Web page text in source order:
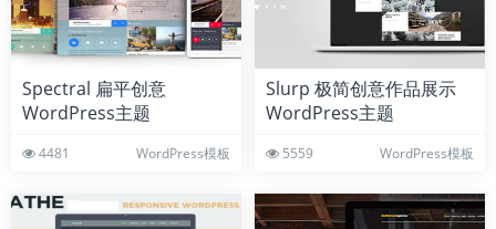
Spectral 扁平创意
WordPress主题
4481 WordPress模板
Slurp 极简创意作品展示
WordPress主题
5559 WordPress模板